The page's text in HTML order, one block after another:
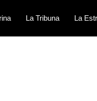
La Tribuna La